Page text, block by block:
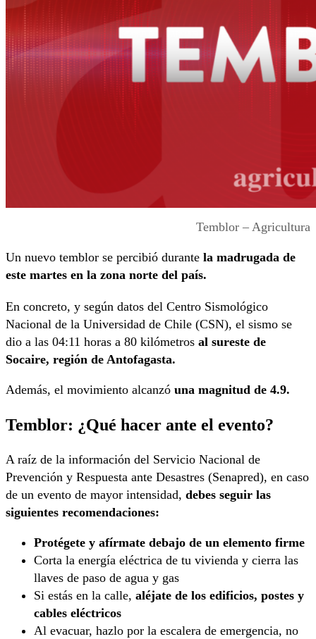
Temblor – Agricultura
Un nuevo temblor se percibió durante la madrugada de
este martes en la zona norte del país.
En concreto, y según datos del Centro Sismológico
Nacional de la Universidad de Chile (CSN), el sismo se
dio a las 04:11 horas a 80 kilómetros al sureste de
Socaire, región de Antofagasta.
Además, el movimiento alcanzó una magnitud de 4.9.
Temblor: ¿Qué hacer ante el evento?
A raíz de la información del Servicio Nacional de
Prevención y Respuesta ante Desastres (Senapred), en caso
de un evento de mayor intensidad, debes seguir las
siguientes recomendaciones:
Protégete y afírmate debajo de un elemento firme
Corta la energía eléctrica de tu vivienda y cierra las
llaves de paso de agua y gas
Si estás en la calle, aléjate de los edificios, postes y
cables eléctricos
Al evacuar, hazlo por la escalera de emergencia, no